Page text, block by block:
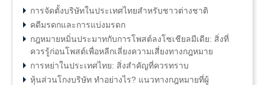
การจัดตั้งบริษัทในประเทศไทยสำหรับชาวต่างชาติ
คดีมรดกและการแบ่งมรดก
กฎหมายหมิ่นประมาทกับการโพสต์ลงโซเชียลมีเดีย: สิ่งที่
ควรรู้ก่อนโพสต์เพื่อหลีกเลี่ยงความเสี่ยงทางกฎหมาย
การหย่าในประเทศไทย: สิ่งสำคัญที่ควรทราบ
หุ้นส่วนโกงบริษัท ทำอย่างไร? แนวทางกฎหมายที่ผู้